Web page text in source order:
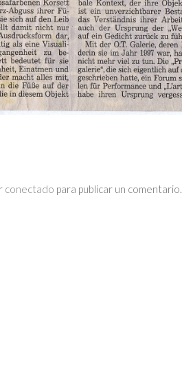
conectado para publicar un comentario.